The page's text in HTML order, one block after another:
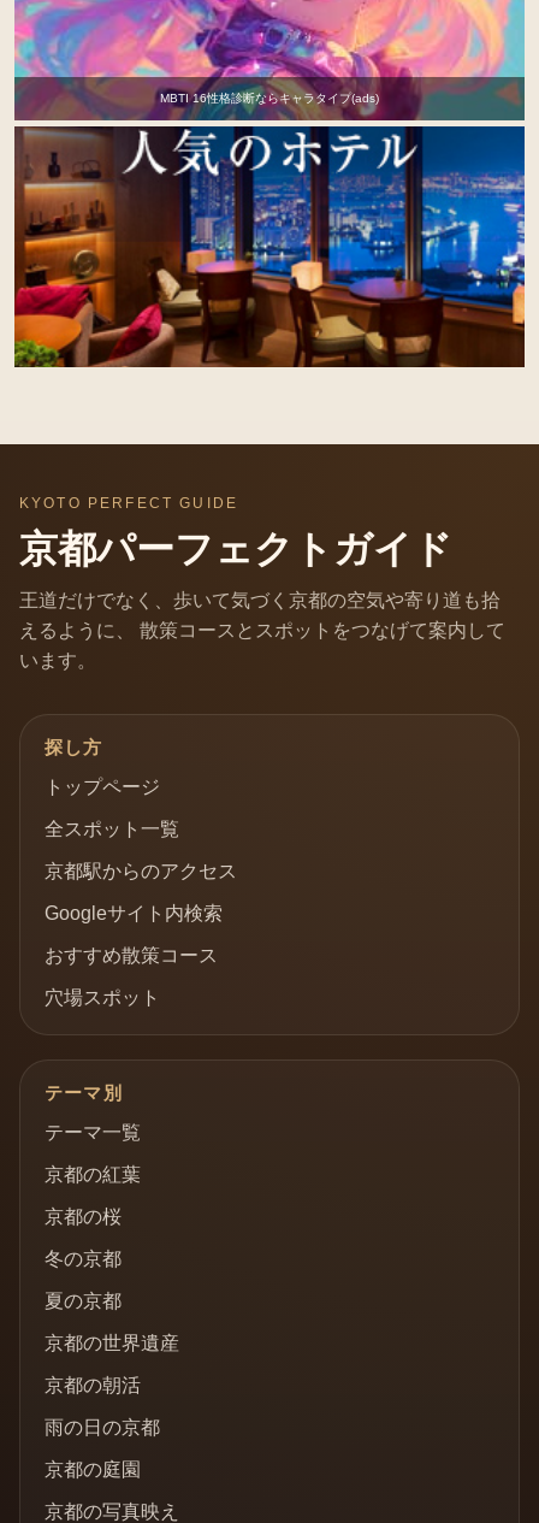
MBTI 16性格診断ならキャラタイプ(ads)
KYOTO PERFECT GUIDE
京都パーフェクトガイド
王道だけでなく、歩いて気づく京都の空気や寄り道も拾
えるように、 散策コースとスポットをつなげて案内して
います。
探し方
トップページ
全スポット一覧
京都駅からのアクセス
Googleサイト内検索
おすすめ散策コース
穴場スポット
テーマ別
テーマ一覧
京都の紅葉
京都の桜
冬の京都
夏の京都
京都の世界遺産
京都の朝活
雨の日の京都
京都の庭園
京都の写真映え